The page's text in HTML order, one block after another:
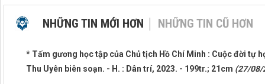
NHỮNG TIN MỚI HƠN NHỮNG TIN CŨ HƠN
* Tấm gương học tập của Chủ tịch Hồ Chí Minh : Cuộc đời tự
Thu Uyên biên soạn. - H. : Dân trí, 2023. - 199tr.; 21cm (27/08/